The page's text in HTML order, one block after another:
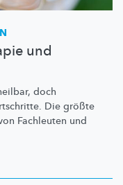
und
doch
Die größte
Fachleuten und